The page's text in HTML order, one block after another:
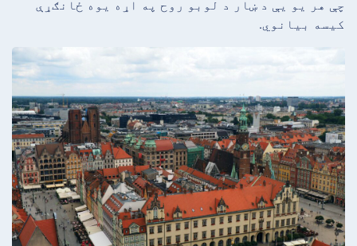
چې هر یو یې د ښار د لوبو روح په اړه یوه ځانګړې
کیسه بیانوي.